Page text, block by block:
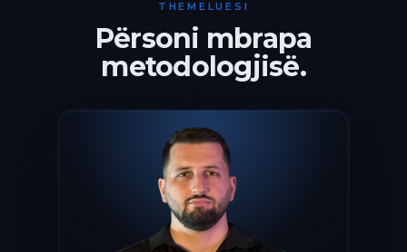
THEMELUESI
Përsoni mbrapa
metodologjisë.